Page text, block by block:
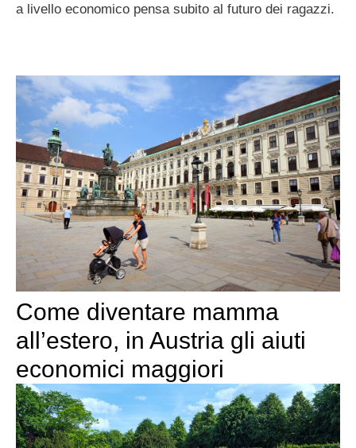
a livello economico pensa subito al futuro dei ragazzi.
Come diventare mamma
all’estero, in Austria gli aiuti
economici maggiori